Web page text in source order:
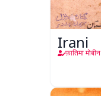
Irani
फ़ातिमा मोबीन